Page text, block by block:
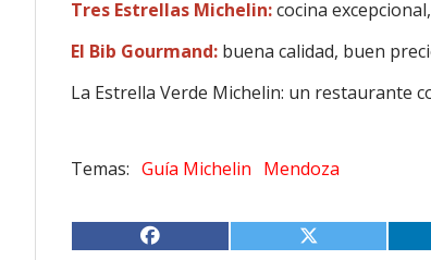
Tres Estrellas Michelin:cocina
El Bib Gourmand: buena calidad, buen
La Estrella Verde Michelin: un restaurante
Guía Michelin Mendoza